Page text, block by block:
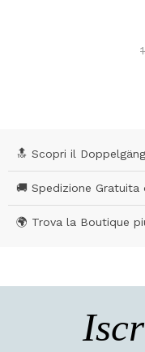
🔝 Scopri il
🚚 Spedizione
🌍 Trova la Boutique